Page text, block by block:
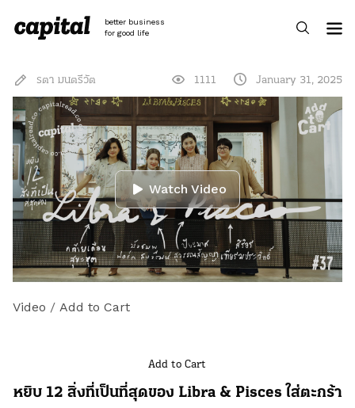
content
better business
for good life
รตา มนตรีวัต 1111 January 31, 2025
Watch Video
Video / Add to Cart
Add to Cart
หยิบ 12 สิ่งที่เป็นที่สุดของ Libra & Pisces ใส่ตะกร้า